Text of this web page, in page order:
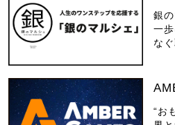
銀
一
な
“お